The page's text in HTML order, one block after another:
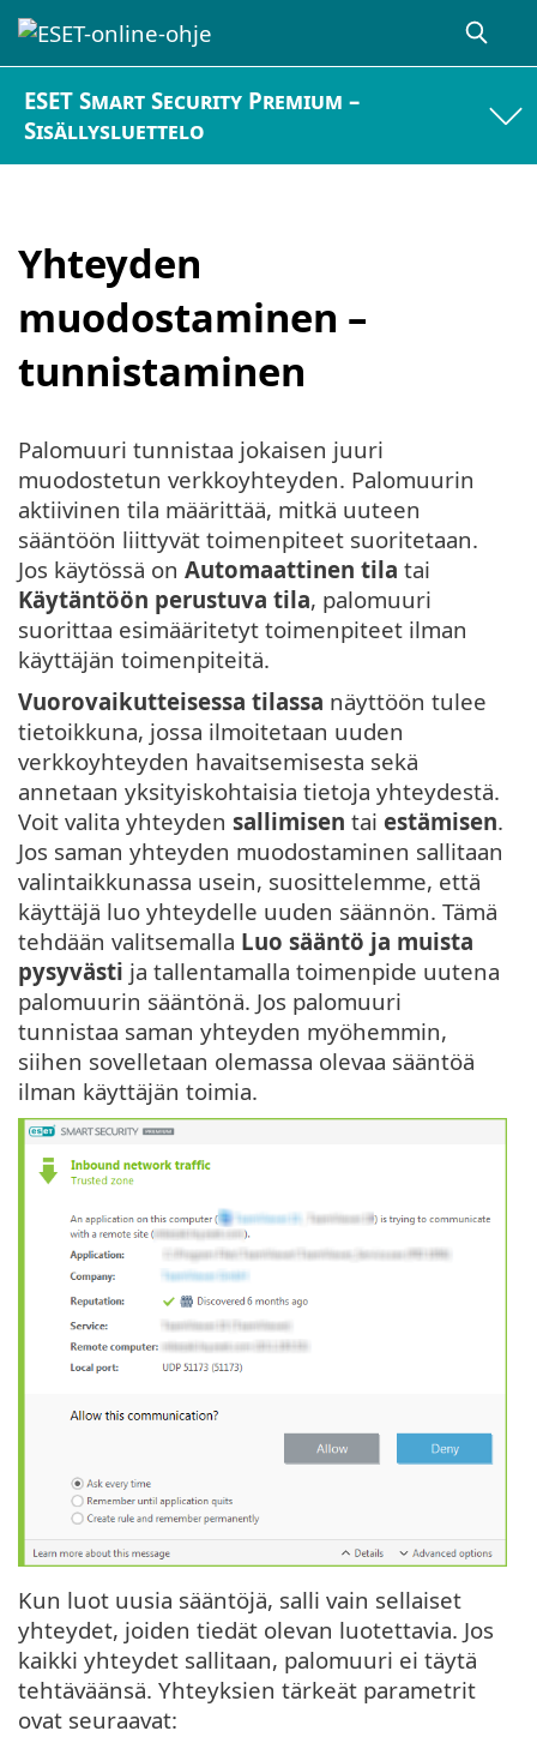
ESET Smart Security Premium –
Sisällysluettelo
Yhteyden
muodostaminen –
tunnistaminen
Palomuuri tunnistaa jokaisen juuri
muodostetun verkkoyhteyden. Palomuurin
aktiivinen tila määrittää, mitkä uuteen
sääntöön liittyvät toimenpiteet suoritetaan.
Jos käytössä on Automaattinen tila tai
Käytäntöön perustuva tila, palomuuri
suorittaa esimääritetyt toimenpiteet ilman
käyttäjän toimenpiteitä.
Vuorovaikutteisessa tilassa näyttöön tulee
tietoikkuna, jossa ilmoitetaan uuden
verkkoyhteyden havaitsemisesta sekä
annetaan yksityiskohtaisia tietoja yhteydestä.
Voit valita yhteyden sallimisen tai estämisen.
Jos saman yhteyden muodostaminen sallitaan
valintaikkunassa usein, suosittelemme, että
käyttäjä luo yhteydelle uuden säännön. Tämä
tehdään valitsemalla Luo sääntö ja muista
pysyvästi ja tallentamalla toimenpide uutena
palomuurin sääntönä. Jos palomuuri
tunnistaa saman yhteyden myöhemmin,
siihen sovelletaan olemassa olevaa sääntöä
ilman käyttäjän toimia.
Kun luot uusia sääntöjä, salli vain sellaiset
yhteydet, joiden tiedät olevan luotettavia. Jos
kaikki yhteydet sallitaan, palomuuri ei täytä
tehtäväänsä. Yhteyksien tärkeät parametrit
ovat seuraavat: